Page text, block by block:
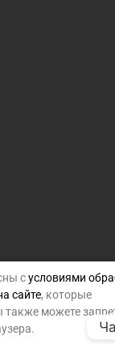
сусловиями
сайте, которые
можете